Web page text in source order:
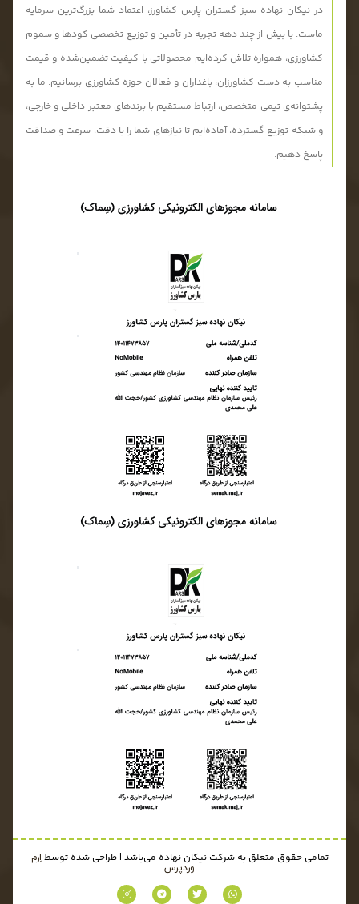
در نیکان نهاده سبز گستران پارس کشاورز، اعتماد شما بزرگ‌ترین سرمایه
ماست. با بیش از چند دهه تجربه در تأمین و توزیع تخصصی کودها و سموم
کشاورزی، همواره تلاش کرده‌ایم محصولاتی با کیفیت تضمین‌شده و قیمت
مناسب به دست کشاورزان، باغداران و فعالان حوزه کشاورزی برسانیم. ما به
پشتوانه‌ی تیمی متخصص، ارتباط مستقیم با برندهای معتبر داخلی و خارجی،
و شبکه توزیع گسترده، آماده‌ایم تا نیازهای شما را با دقت، سرعت و صداقت
پاسخ دهیم.
تمامی حقوق متعلق به شرکت نیکان نهاده می‌باشد | طراحی شده توسطاِرم
وردپرس